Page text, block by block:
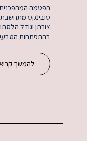
סובינקס מתחשבת
צורתן וגודל
בהתפתחות
להמשך